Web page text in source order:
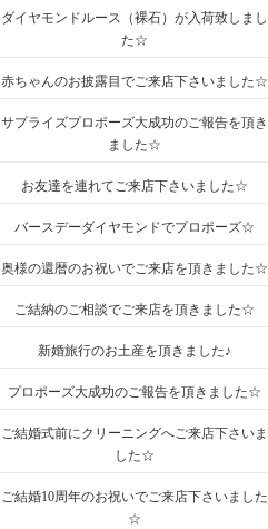
ダイヤモンドルース（裸石）が入荷致しまし
た☆
赤ちゃんのお披露目でご来店下さいました☆
サプライズプロポーズ大成功のご報告を頂き
ました☆
お友達を連れてご来店下さいました☆
バースデーダイヤモンドでプロポーズ☆
奥様の還暦のお祝いでご来店を頂きました☆
ご結納のご相談でご来店を頂きました☆
新婚旅行のお土産を頂きました♪
プロポーズ大成功のご報告を頂きました☆
ご結婚式前にクリーニングへご来店下さいま
した☆
ご結婚10周年のお祝いでご来店下さいました
☆